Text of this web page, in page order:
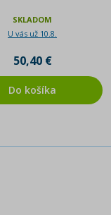
SKLADOM
U vás už 10.8.
50,40 €
Do košíka